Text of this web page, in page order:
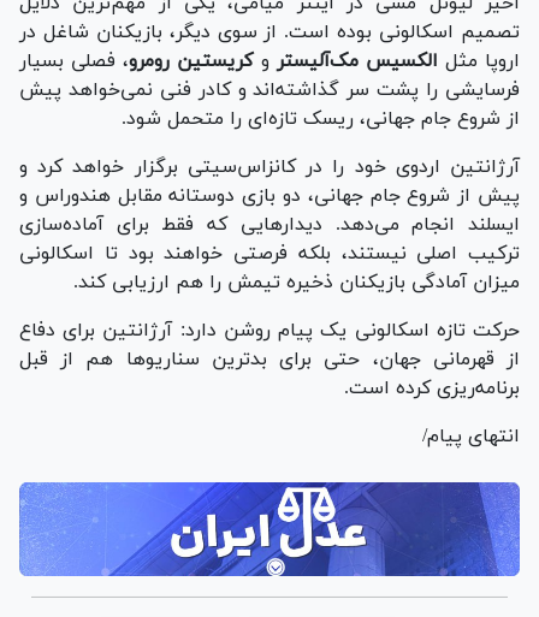
تصمیم اسکالونی بوده است. از سوی دیگر، بازیکنان شاغل در
اروپا مثل الکسیس مک‌آلیستر وکریستین رومرو، فصلی بسیار
فرسایشی را پشت سر گذاشته‌اند و کادر فنی نمی‌خواهد پیش
از شروع جام جهانی، ریسک تازه‌ای را متحمل شود.
آرژانتین اردوی خود را در کانزاس‌سیتی برگزار خواهد کرد و
پیش از شروع جام جهانی، دو بازی دوستانه مقابل هندوراس و
ایسلند انجام می‌دهد. دیدار‌هایی که فقط برای آماده‌سازی
ترکیب اصلی نیستند، بلکه فرصتی خواهند بود تا اسکالونی
میزان آمادگی بازیکنان ذخیره تیمش را هم ارزیابی کند.
حرکت تازه اسکالونی یک پیام روشن دارد: آرژانتین برای دفاع
از قهرمانی جهان، حتی برای بدترین سناریو‌ها هم از قبل
برنامه‌ریزی کرده است.
انتهای پیام/